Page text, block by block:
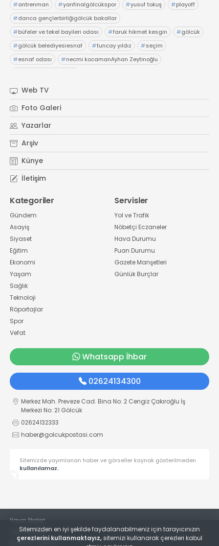
#antrenman #yarıfinalgölcükspor #yusuf tokuş #playoff
#darıca gençlerbirliğigölcük bakallar
#büfeler ve tekel bayileri odası #faruk hikmet kesgin #gölcük
#gölcük belediyesiesnaf #tuncay yıldız #seçim
#esnaf odası #necmi kocamanAyhan Zeytinoğlu
Web TV
Foto Galeri
Yazarlar
Arşiv
Künye
İletişim
Kategoriler
Gündem
Asayiş
Siyaset
Eğitim
Ekonomi
Yaşam
Sağlık
Teknoloji
Röportajlar
Spor
Vefat
Servisler
Yol ve Trafik
Nöbetçi Eczaneler
Hava Durumu
Puan Durumu
Gazete Manşetleri
Günlük Burçlar
Whatsapp İhbar
02624134300
Merkez Mah. Preveze Cad. Bina No: 2 Cengiz Çakıroğlu İş
Merkezi No: 21 Gölcük
02624132333
haber@golcukpostasi.com
Sitemizde yayımlanan haber ve görseller kaynak gösterilmeden
kullanılamaz.
Yayın İlkeleri
Veri Politikası
Kullanım Şartları
Sitemizden en iyi şekilde faydalanabilmeniz için tarayıcınızın
çerezlerini kullanmaktayız, sitemizi kullanarak çerezleri kabul